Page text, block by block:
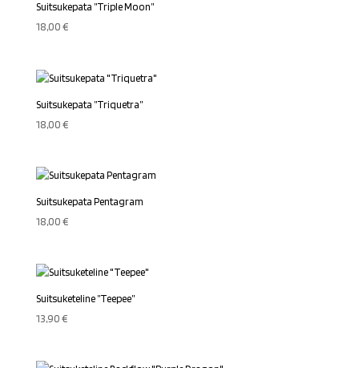
Suitsukepata ”Triple Moon”
18,00€
Suitsukepata ”Triquetra”
18,00€
Suitsukepata Pentagram
18,00€
Suitsuketeline ”Teepee”
13,90€